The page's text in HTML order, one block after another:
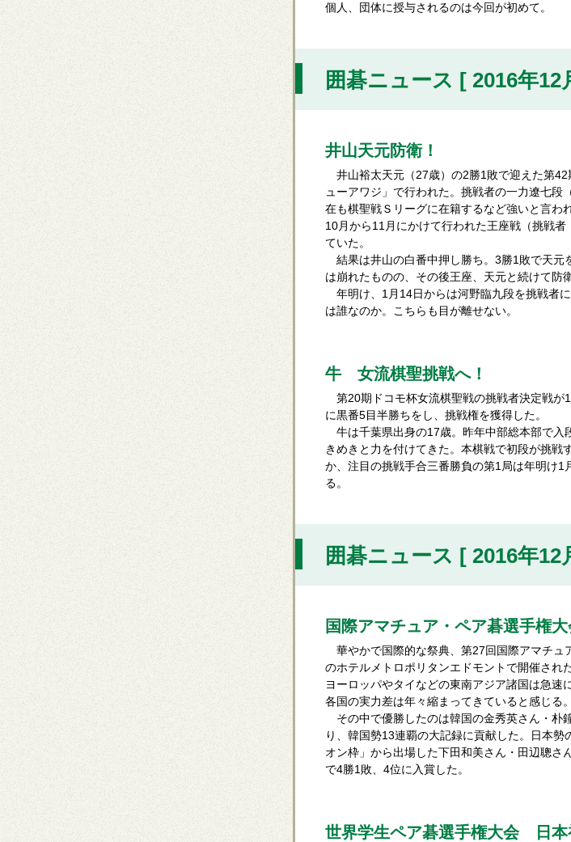
個人、団体に授与されるのは今回が初めて。
囲碁ニュース [ 2016年12
井山天元防衛！
井山裕太天元（27歳）の2勝1敗で迎えた第
ューアワジ」で行われた。挑戦者の一力遼七
在も棋聖戦Ｓリーグに在籍するなど強いと言わ
10月から11月にかけて行われた王座戦（挑戦
ていた。
結果は井山の白番中押し勝ち。3勝1敗で天元
は崩れたものの、その後王座、天元と続けて防
年明け、1月14日からは河野臨九段を挑戦者
は誰なのか。こちらも目が離せない。
牛 女流棋聖挑戦へ！
第20期ドコモ杯女流棋聖戦の挑戦者決定戦が
に黒番5目半勝ちをし、挑戦権を獲得した。
牛は千葉県出身の17歳。昨年中部総本部で入
きめきと力を付けてきた。本棋戦で初段が挑
か、注目の挑戦手合三番勝負の第1局は年明け
る。
囲碁ニュース [ 2016年12
国際アマチュア・ペア碁選手権
華やかで国際的な祭典、第27回国際アマチュ
のホテルメトロポリタンエドモントで開催され
ヨーロッパやタイなどの東南アジア諸国は急速
各国の実力差は年々縮まってきていると感じる。
その中で優勝したのは韓国の金秀英さん・朴
り、韓国勢13連覇の大記録に貢献した。日本
オン枠」から出場した下田和美さん・田辺聰さ
で4勝1敗、4位に入賞した。
世界学生ペア碁選手権大会 日本